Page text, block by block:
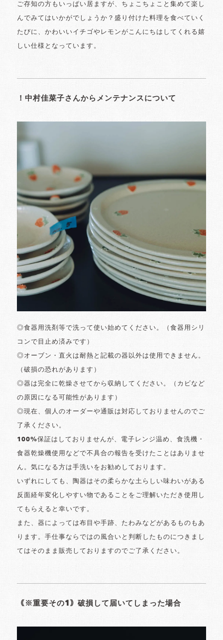
ご存知の方もいっぱい居ますが、ちょこちょこと集めて楽し
んでみてはいかがでしょうか？盛り付けた料理を食べていく
たびに、かわいいイチゴやレモンがこんにちはしてくれる嬉
しい仕様となっています。
！中村佳菜子さんからメンテナンスについて
◎食器用洗剤等で洗って使い始めてください。（食器用シリ
コンで目止め済みです）
◎オーブン・直火は耐熱と記載の器以外は使用できません。
（破損の恐れがあります）
◎器は完全に乾燥させてから収納してください。（カビなど
の原因になる可能性があります）
◎現在、個人のオーダーや通販は対応しておりませんのでご
了承ください。
100%保証はしておりませんが、電子レンジ温め、食洗機・
食器乾燥機使用などで不具合の報告を受けたことはありませ
ん。気になる方は手洗いをお勧めしております。
いずれにしても、陶器はその柔らかな土らしい味わいがある
反面経年変化しやすい物であることをご理解いただき使用し
てもらえると幸いです。
また、器によっては布目や手跡、たわみなどがあるものもあ
ります。手仕事ならではの風合いと判断したものにつきまし
てはそのまま販売しておりますのでご了承ください。
｟※重要その1｠破損して届いてしまった場合